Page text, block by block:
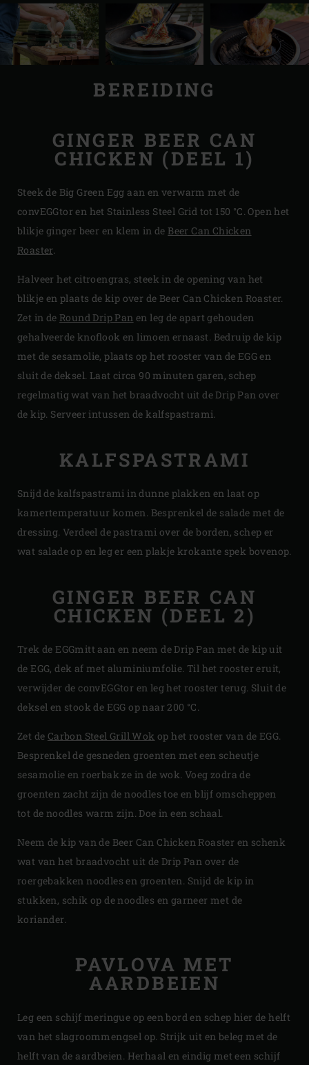
BEREIDING
GINGER BEER CAN
CHICKEN (DEEL 1)
Steek de Big Green Egg aan en verwarm met de
convEGGtor en het Stainless Steel Grid tot 150 °C. Open het
blikje ginger beer en klem in deBeer Can Chicken
Roaster.
Halveer het citroengras, steek in de opening van het
blikje en plaats de kip over de Beer Can Chicken Roaster.
Zet in de Round Drip Pan en leg de apart gehouden
gehalveerde knoflook en limoen ernaast. Bedruip de kip
met de sesamolie, plaats op het rooster van de EGG en
sluit de deksel. Laat circa 90 minuten garen, schep
regelmatig wat van het braadvocht uit de Drip Pan over
de kip. Serveer intussen de kalfspastrami.
KALFSPASTRAMI
Snijd de kalfspastrami in dunne plakken en laat op
kamertemperatuur komen. Besprenkel de salade met de
dressing. Verdeel de pastrami over de borden, schep er
wat salade op en leg er een plakje krokante spek bovenop.
GINGER BEER CAN
CHICKEN (DEEL 2)
Trek de EGGmitt aan en neem de Drip Pan met de kip uit
de EGG, dek af met aluminiumfolie. Til het rooster eruit,
verwijder de convEGGtor en leg het rooster terug. Sluit de
deksel en stook de EGG op naar 200 °C.
Zet de Carbon Steel Grill Wok op het rooster van de EGG.
Besprenkel de gesneden groenten met een scheutje
sesamolie en roerbak ze in de wok. Voeg zodra de
groenten zacht zijn de noodles toe en blijf omscheppen
tot de noodles warm zijn. Doe in een schaal.
Neem de kip van de Beer Can Chicken Roaster en schenk
wat van het braadvocht uit de Drip Pan over de
roergebakken noodles en groenten. Snijd de kip in
stukken, schik op de noodles en garneer met de
koriander.
PAVLOVA MET
AARDBEIEN
Leg een schijf meringue op een bord en schep hier de helft
van het slagroommengsel op. Strijk uit en beleg met de
helft van de aardbeien. Herhaal en eindig met een schijf